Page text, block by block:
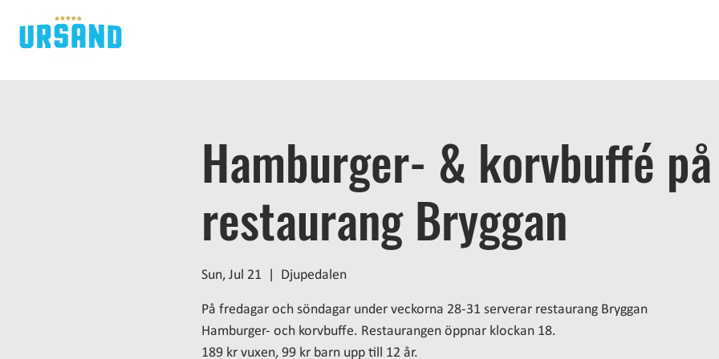
Hamburger- & korvbuffé på
restaurang Bryggan
Sun, Jul 21 Djupedalen
På fredagar och söndagar under veckorna 28-31 serverar restaurang Bryggan
Hamburger- och korvbuffe. Restaurangen öppnar klockan 18.
189 kr vuxen, 99 kr barn upp till 12 år.